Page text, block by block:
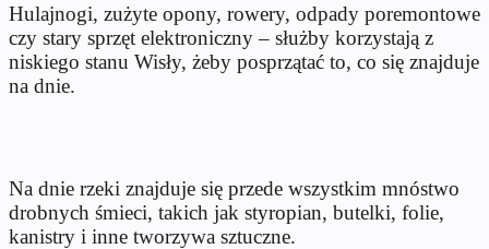
Hulajnogi, zużyte opony, rowery, odpady poremontowe
czy stary sprzęt elektroniczny – służby korzystają z
niskiego stanu Wisły, żeby posprzątać to, co się znajduje
na dnie.
Na dnie rzeki znajduje się przede wszystkim mnóstwo
drobnych śmieci, takich jak styropian, butelki, folie,
kanistry i inne tworzywa sztuczne.